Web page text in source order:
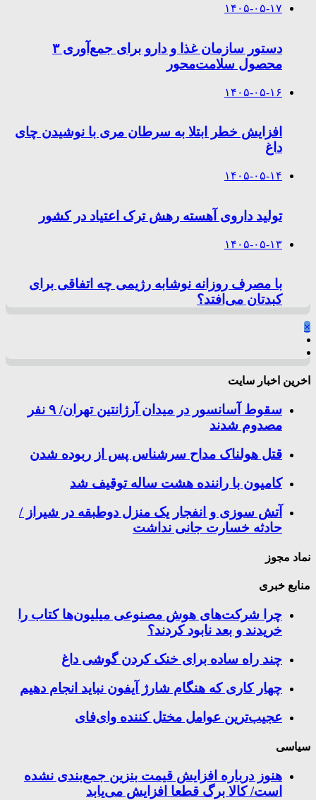
۱۴۰۵-۰۵-۱۷
دستور سازمان غذا و دارو برای جمع‌آوری ۳
محصول سلامت‌محور
۱۴۰۵-۰۵-۱۶
افزایش خطر ابتلا به سرطان مری با نوشیدن چای
داغ
۱۴۰۵-۰۵-۱۴
تولید داروی آهسته رهش ترک اعتیاد در کشور
۱۴۰۵-۰۵-۱۳
با مصرف روزانه نوشابه رژیمی چه اتفاقی برای
کبدتان می‌افتد؟
×
اخرین اخبار سایت
سقوط آسانسور در میدان آرژانتین تهران/ ۹ نفر
مصدوم شدند
قتل هولناک مداح سرشناس پس از ربوده شدن
کامیون با راننده هشت ساله توقیف شد
آتش سوزی و انفجار یک منزل دوطبقه در شیراز /
حادثه خسارت جانی نداشت
نماد مجوز
منابع خبری
چرا شرکت‌های هوش مصنوعی میلیون‌ها کتاب را
خریدند و بعد نابود کردند؟
چند راه‌ ساده برای خنک کردن گوشی داغ
چهار کاری که هنگام شارژ آیفون نباید انجام دهیم
عجیب‌ترین عوامل مختل کننده وای‌فای
سیاسی
هنوز درباره افزایش قیمت بنزین جمع‌بندی نشده
است/ کالا برگ قطعا افزایش می‌یابد